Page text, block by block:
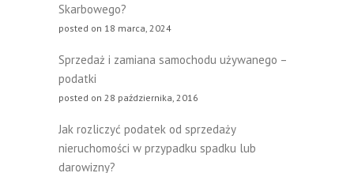
Skarbowego?
posted on 18 marca, 2024
Sprzedaż i zamiana samochodu używanego –
podatki
posted on 28 października, 2016
Jak rozliczyć podatek od sprzedaży
nieruchomości w przypadku spadku lub
darowizny?